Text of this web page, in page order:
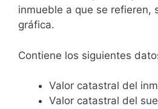
inmueble a que se refieren,
gráfica.
Contiene los siguientes
Valor catastral del
Valor catastral del